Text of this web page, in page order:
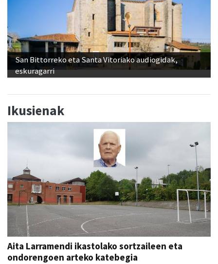
San Bittorreko eta Santa Vitoriako audiogidak,
eskuragarri
Ikusienak
Aita Larramendi ikastolako sortzaileen eta
ondorengoen arteko katebegia